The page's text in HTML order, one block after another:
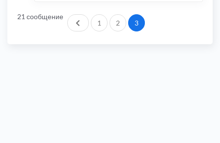
21 сообщение
Пред.1 2 3